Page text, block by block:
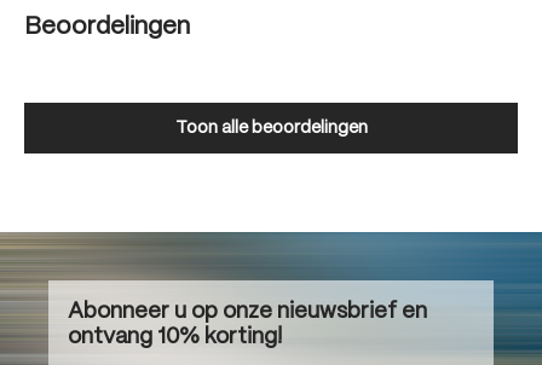
Beoordelingen
Toon alle beoordelingen
Abonneer u op onze nieuwsbrief en
ontvang 10% korting!